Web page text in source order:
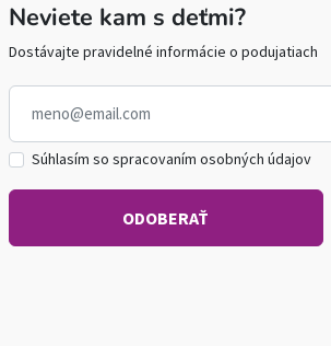
Neviete kam s deťmi?
Dostávajte pravidelné informácie o podujatiach
Súhlasím so spracovaním osobných údajov